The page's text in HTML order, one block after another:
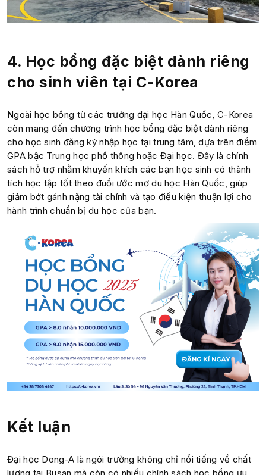
4. Học bổng đặc biệt dành riêng
cho sinh viên tại C-Korea
Ngoài học bổng từ các trường đại học Hàn Quốc, C-Korea
còn mang đến chương trình học bổng đặc biệt dành riêng
cho học sinh đăng ký nhập học tại trung tâm, dựa trên điểm
GPA bậc Trung học phổ thông hoặc Đại học. Đây là chính
sách hỗ trợ nhằm khuyến khích các bạn học sinh có thành
tích học tập tốt theo đuổi ước mơ du học Hàn Quốc, giúp
giảm bớt gánh nặng tài chính và tạo điều kiện thuận lợi cho
hành trình chuẩn bị du học của bạn.
Kết luận
Đại học Dong-A là ngôi trường không chỉ nổi tiếng về chất